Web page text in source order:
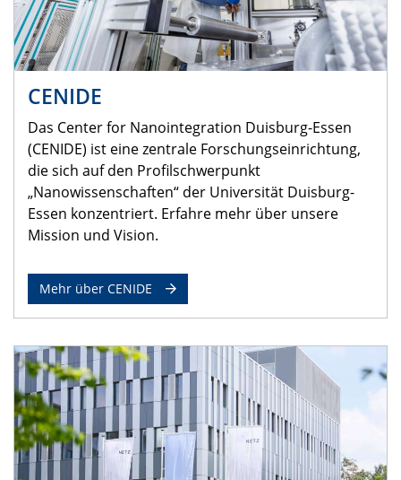
CENIDE
Das Center for Nanointegration Duisburg-Essen
(CENIDE) ist eine zentrale Forschungseinrichtung,
die sich auf den Profilschwerpunkt
„Nanowissenschaften“ der Universität Duisburg-
Essen konzentriert. Erfahre mehr über unsere
Mission und Vision.
Mehr über CENIDE